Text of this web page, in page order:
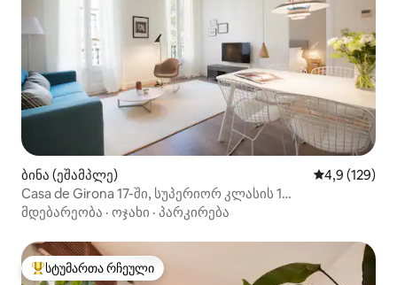
ბინა (ეშამპლე) საშუალო
4,9 (129)
Casa de Girona 17-ში, სუპერიორ კლასის 1
საძინებლიანი ბინა...
მდებარეობა · ოჯახი · პარკირება
სტუმართა რჩეული მოწინავე ვარიანტი
სტუმართა რჩეული